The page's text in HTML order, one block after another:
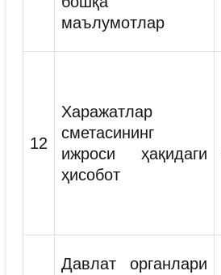
маълумотлар
12
Харажатлар
сметасининг
ижроси ҳақидаги
ҳисобот
Давлат органлари